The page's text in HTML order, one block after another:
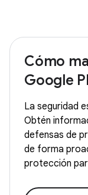
Cómo
Google
La seguridad
Obtén
defensas de
de forma
protección